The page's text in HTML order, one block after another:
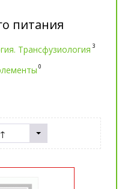
питания
Трансфузиология 3
0